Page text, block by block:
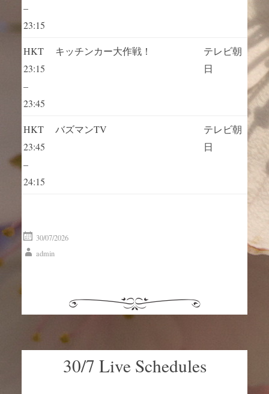
–
23:15
HKT
23:15
–
23:45
キッチンカー大作戦！
テレビ朝
日
HKT
23:45
–
24:15
バズマンTV
テレビ朝
日
30/07/2026
admin
30/7 Live Schedules